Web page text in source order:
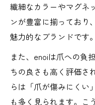
繊細なカラーやマグネ
ンが豊富に揃っており
魅力的なブランドです。
また、enoiは爪への負
ちの良さも高く評価さ
らは「爪が傷みにくい
も多く見られます。こ